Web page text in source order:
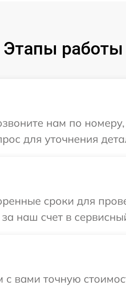
Этапы работы
нам по
для уточнения
сроки для
наш счет в
вами точную